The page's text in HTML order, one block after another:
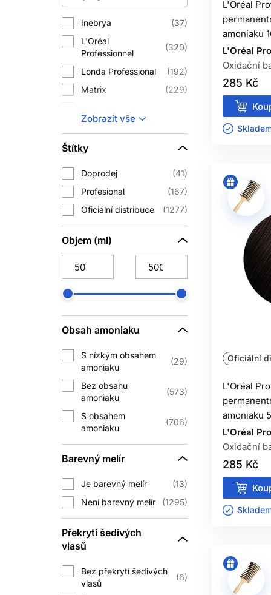
Před barvením zhodnoťte kořínky,
zatímco odolné šediny vyžadují
Barvu míchejte pouze s oxidantem
Vyvíječe různých
Vyšší procento neznamená
Míchací poměr dodržujte podle
Používejte čistounekovovou misku,
Míra krytí závisí na produktu,
každá módní nuance poskytne
„Do 100% krytí“ je vlastnost
šedin
Při pravidelném barvení se
každé návštěvě může vést k
vhodnou demi-
Při první aplikaci, výrazné změně
Permanentní barva může zesvětlit
zesvětlit umělý oxidační pigment z
Opakované nanášení světlejšího
Inebrya
37
L'Oréal
Professionnel
320
Londa Professional
192
Matrix
229
Professional
Wella Professionals
Zobrazit vše
Štítky
Doprodej
41
Profesional
167
Oficiální distribuce
1277
Objem (ml)
Obsah amoniaku
S nízkým obsahem
amoniaku
29
Bez obsahu
amoniaku
573
S obsahem
amoniaku
706
Barevný melír
Je barevný melír
13
Není barevný melír
1295
Překrytí šedivých
vlasů
Bez překrytí šedivých
vlasů
6
L'Oréal
amoniaku
L'Oréal
Oxidační
285 Kč
Skladem
Oficiální
L'Oréal
amoniaku
L'Oréal
Oxidační
285 Kč
Skladem